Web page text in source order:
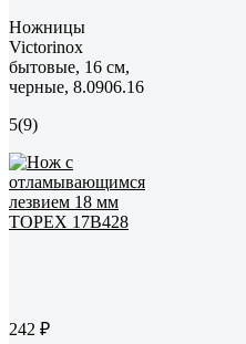
Ножницы
Victorinox
бытовые, 16 см,
черные, 8.0906.16
5(9)
242 ₽